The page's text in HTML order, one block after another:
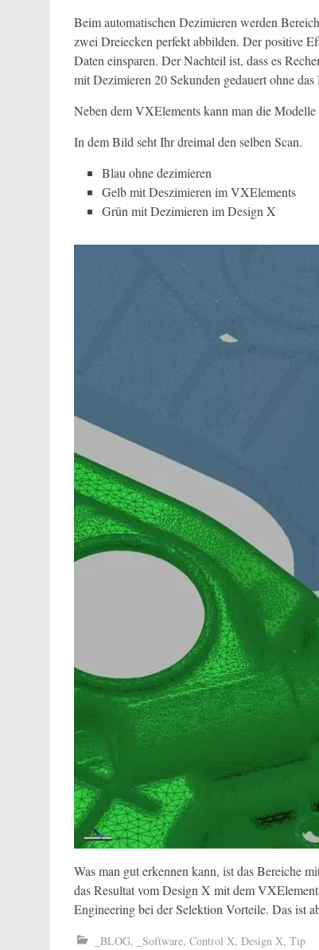
Beim automatischen Dezimieren werden
zwei Dreiecken perfekt abbilden. Der positive
Daten einsparen. Der Nachteil ist, dass es
mit Dezimieren 20 Sekunden gedauert ohne
Neben dem VXElements kann man die
In dem Bild seht Ihr dreimal den selben Scan.
Blau ohne dezimieren
Gelb mit Deszimieren im VXElements
Grün mit Dezimieren im Design X
Was man gut erkennen kann, ist das Bereiche
das Resultat vom Design X mit dem
Engineering bei der Selektion Vorteile. Das ist
_BLOG, _Software, Control X, Design X, Tip